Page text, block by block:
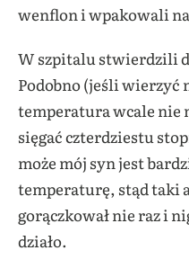
wenflon i wpakowali
W szpitalu stwierdzili
Podobno (jeśli
temperatura wcale nie
sięgać czterdziestu
może mój syn jest
temperaturę, stąd taki
gorączkował nie raz i
działo.